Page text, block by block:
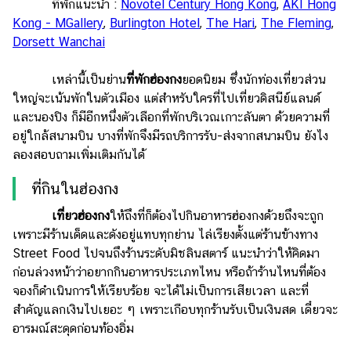
ที่พักแนะนำ : Novotel Century Hong Kong, AKI Hong
Kong - MGallery, Burlington Hotel, The Hari, The Fleming,
Dorsett Wanchai
เหล่านี้เป็นย่านที่พักฮ่องกงยอดนิยม ซึ่งนักท่องเที่ยวส่วน
ใหญ่จะเน้นพักในตัวเมือง แต่สำหรับใครที่ไปเที่ยวดิสนีย์แลนด์
และนองปิง ก็มีอีกหนึ่งตัวเลือกที่พักบริเวณเกาะลันตา ด้วยความที่
อยู่ใกล้สนามบิน บางที่พักจึงมีรถบริการรับ-ส่งจากสนามบิน ยังไง
ลองสอบถามเพิ่มเติมกันได้
ที่กินในฮ่องกง
เที่ยวฮ่องกงให้ถึงที่ก็ต้องไปกินอาหารฮ่องกงด้วยถึงจะถูก
เพราะมีร้านเด็ดและดังอยู่แทบทุกย่าน ไล่เรียงตั้งแต่ร้านข้างทาง
Street Food ไปจนถึงร้านระดับมิชลินสตาร์ แนะนำว่าให้คิดมา
ก่อนล่วงหน้าว่าอยากกินอาหารประเภทไหน หรือถ้าร้านไหนที่ต้อง
จองก็ดำเนินการให้เรียบร้อย จะได้ไม่เป็นการเสียเวลา และที่
สำคัญแลกเงินไปเยอะ ๆ เพราะเกือบทุกร้านรับเป็นเงินสด เดี๋ยวจะ
อารมณ์สะดุดก่อนท้องอิ่ม